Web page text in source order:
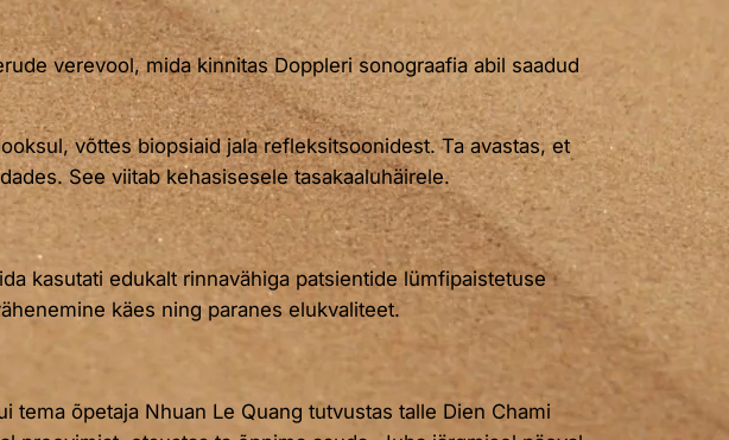
verevool, mida kinnitas Doppleri sonograafia abil saadud
võttes biopsiaid jala refleksitsoonidest. Ta avastas, et
See viitab kehasisesele tasakaaluhäirele.
kasutati edukalt rinnavähiga patsientide lümfipaistetuse
käes ning paranes elukvaliteet.
õpetaja Nhuan Le Quang tutvustas talle Dien Chami